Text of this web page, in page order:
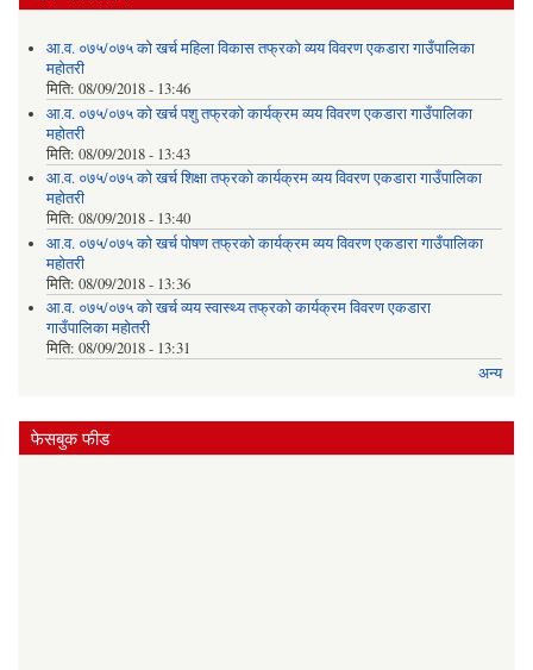
आ.व. ०७५/०७५ को खर्च महिला विकास तफ्रको व्यय विवरण एकडारा गाउँपालिका
महोतरी
मिति: 08/09/2018 - 13:46
आ.व. ०७५/०७५ को खर्च पशु तफ्रको कार्यक्रम व्यय विवरण एकडारा गाउँपालिका
महोतरी
मिति: 08/09/2018 - 13:43
आ.व. ०७५/०७५ को खर्च शिक्षा तफ्रको कार्यक्रम व्यय विवरण एकडारा गाउँपालिका
महोतरी
मिति: 08/09/2018 - 13:40
आ.व. ०७५/०७५ को खर्च पोषण तफ्रको कार्यक्रम व्यय विवरण एकडारा गाउँपालिका
महोतरी
मिति: 08/09/2018 - 13:36
आ.व. ०७५/०७५ को खर्च व्यय स्वास्थ्य तफ्रको कार्यक्रम विवरण एकडारा
गाउँपालिका महोतरी
मिति: 08/09/2018 - 13:31
अन्य
फेसबुक फीड